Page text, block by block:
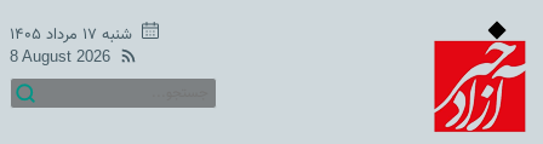
شنبه ۱۷ مرداد ۱۴۰۵
8 August 2026